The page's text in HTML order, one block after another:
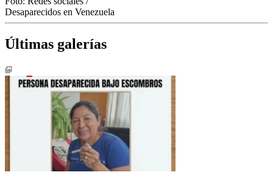
Desaparecidos en Venezuela
Últimas galerías